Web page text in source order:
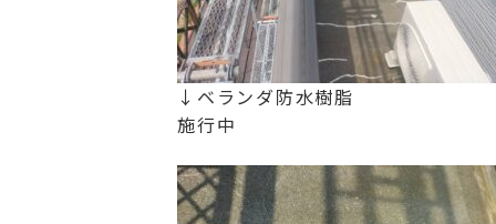
↓ベランダ防水樹脂
施行中